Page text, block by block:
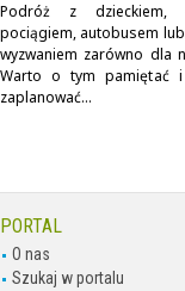
Podróż z dzieckiem,
pociągiem, autobusem
wyzwaniem zarówno dla
Warto o tym pamiętać i
zaplanować...
PORTAL
O nas
Szukaj w portalu